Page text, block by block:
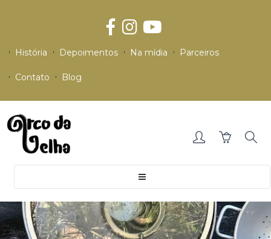
História Depoimentos Na mídia Parceiros
Contato Blog